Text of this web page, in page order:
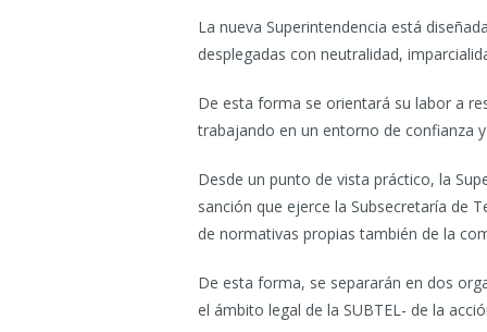
La nueva Superintendencia está
desplegadas con neutralidad,
De esta forma se orientará su labor a
trabajando en un entorno de confianza
Desde un punto de vista práctico, la
sanción que ejerce la Subsecretaría de
de normativas propias también de la
De esta forma, se separarán en dos
el ámbito legal de la SUBTEL- de la